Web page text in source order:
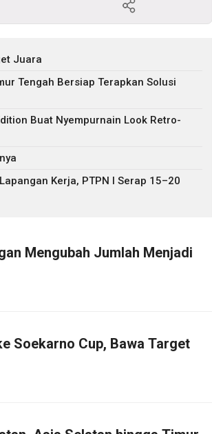
Juara
Tengah Bersiap Terapkan Solusi
Buat Nyempurnain Look Retro-
Kerja, PTPN I Serap 15–20
Mengubah Jumlah Menjadi
Soekarno Cup, Bawa Target